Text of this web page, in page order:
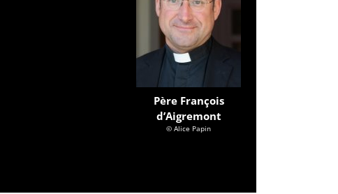
Père François
d’Aigremont
© Alice Papin